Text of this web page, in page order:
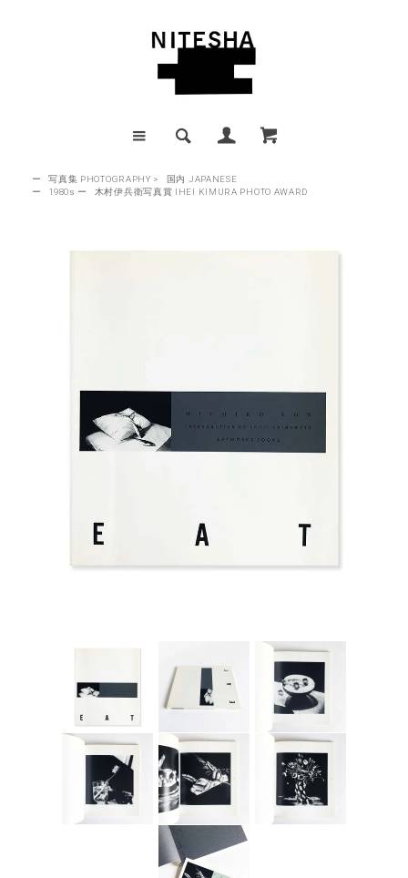
ー 写真集 PHOTOGRAPHY >
国内 JAPANESE
ー
1980s ー 木村伊兵衛写真賞 IHEI KIMURA PHOTO AWARD